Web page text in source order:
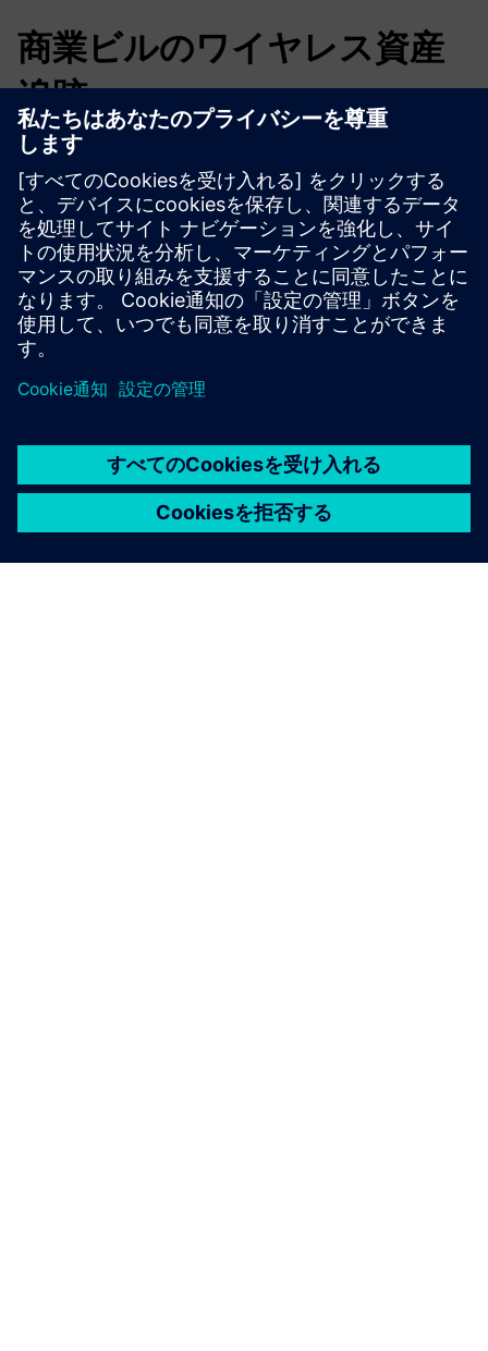
商業ビルのワイヤレス資産
追跡
Wittraの資産追跡ソリューションにより、商業ビルは資産
をリアルタイムで可視化し、生産性と効率を向上させなが
ら、運用コスト、盗難、廃棄物を削減します。その柔軟で
スケーラブルなシステムにより、どのような環境でも迅速
な導入と強力なROIが可能になります。
リソースと関連製品の詳細
その他の情報とリソース
Wittraの技術文書へのリンク
データシート WitTraユニファイド・ゲートウェイ
Wittraのウェブサイトへのリンク